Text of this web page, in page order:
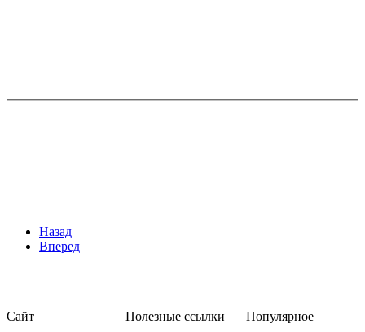
Назад
Вперед
Сайт Полезные ссылки Популярное